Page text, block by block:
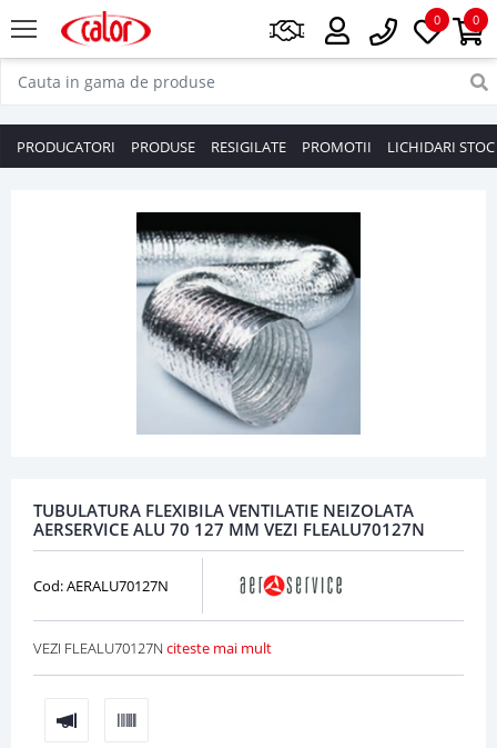
0
0
PRODUCATORI PRODUSE RESIGILATE PROMOTII LICHIDARI STOC
TUBULATURA FLEXIBILA VENTILATIE NEIZOLATA
AERSERVICE ALU 70 127 MM VEZI FLEALU70127N
Cod: AERALU70127N
VEZI FLEALU70127N citeste mai mult